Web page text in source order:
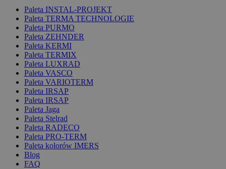
Paleta INSTAL-PROJEKT
Paleta TERMA TECHNOLOGIE
Paleta PURMO
Paleta ZEHNDER
Paleta KERMI
Paleta TERMIX
Paleta LUXRAD
Paleta VASCO
Paleta VARIOTERM
Paleta IRSAP
Paleta IRSAP
Paleta Jaga
Paleta Stelrad
Paleta RADECO
Paleta PRO-TERM
Paleta kolorów IMERS
Blog
FAQ